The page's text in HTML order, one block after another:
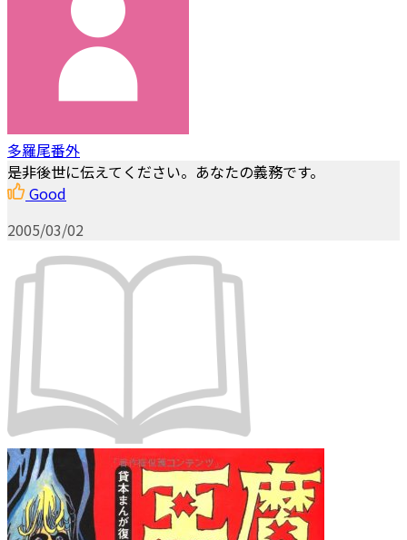
多羅尾番外
是非後世に伝えてください。あなたの義務です。
Good
2005/03/02